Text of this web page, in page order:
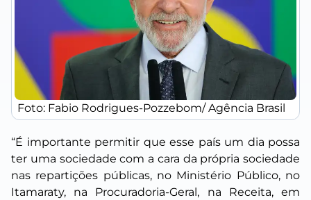
Foto: Fabio Rodrigues-Pozzebom/ Agência Brasil
“É importante permitir que esse país um dia possa
ter uma sociedade com a cara da própria sociedade
nas repartições públicas, no Ministério Público, no
Itamaraty, na Procuradoria-Geral, na Receita, em